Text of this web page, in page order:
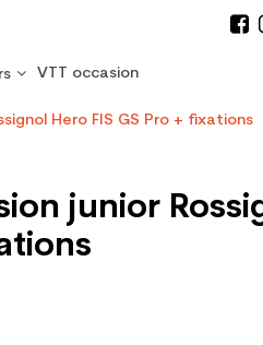
VTT occasion
Hero FIS GS Pro + fixations
junior